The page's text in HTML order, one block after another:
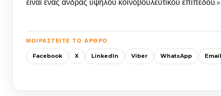
είναι ένας άνδρας υψηλού κοινοβουλευτικού επιπέδου.»
ΜΟΙΡΑΣΤΕΊΤΕ ΤΟ ΆΡΘΡΟ
Facebook X LinkedIn Viber WhatsApp Email